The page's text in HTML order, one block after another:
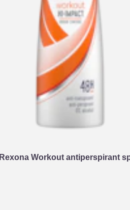
Rexona Workout antiperspirant